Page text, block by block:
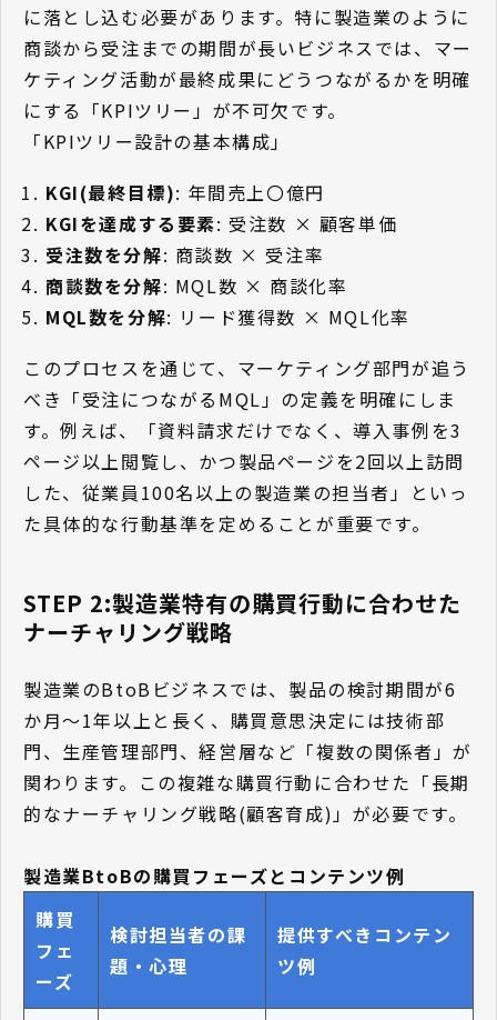
に落とし込む必要があります。特に製造業のように
商談から受注までの期間が長いビジネスでは、マー
ケティング活動が最終成果にどうつながるかを明確
にする「KPIツリー」が不可欠です。
「KPIツリー設計の基本構成」
KGI(最終目標): 年間売上〇億円
KGIを達成する要素: 受注数 × 顧客単価
受注数を分解: 商談数 × 受注率
商談数を分解: MQL数 × 商談化率
MQL数を分解: リード獲得数 × MQL化率
このプロセスを通じて、マーケティング部門が追う
べき「受注につながるMQL」の定義を明確にしま
す。例えば、「資料請求だけでなく、導入事例を3
ページ以上閲覧し、かつ製品ページを2回以上訪問
した、従業員100名以上の製造業の担当者」といっ
た具体的な行動基準を定めることが重要です。
STEP 2:製造業特有の購買行動に合わせた
ナーチャリング戦略
製造業のBtoBビジネスでは、製品の検討期間が6
か月〜1年以上と長く、購買意思決定には技術部
門、生産管理部門、経営層など「複数の関係者」が
関わります。この複雑な購買行動に合わせた「長期
的なナーチャリング戦略(顧客育成)」が必要です。
製造業BtoBの購買フェーズとコンテンツ例
購買
フェ
ーズ
検討担当者の課
題・心理
提供すべきコンテン
ツ例